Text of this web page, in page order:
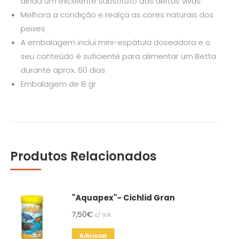
Melhora a condição e realça as cores naturais dos
peixes
A embalagem inclui mini-espátula doseadora e o
seu conteúdo é suficiente para alimentar um Betta
durante aprox. 60 dias
Embalagem de 8 gr
Produtos Relacionados
"Aquapex"- Cichlid Gran
7,50€ c/ IVA
Adicionar